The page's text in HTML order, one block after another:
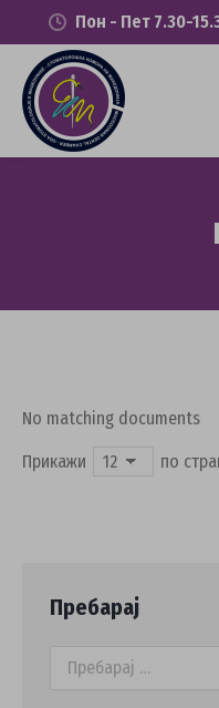
Пон - Пет 7.30-
No matching documents
Прикажи по
Пребарај
Search: